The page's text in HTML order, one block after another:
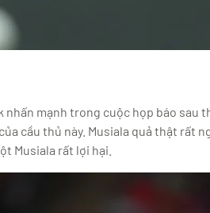
nhấn mạnh trong cuộc họp báo
cầu thủ này. Musiala quả thật rất
Musiala rất lợi hại.